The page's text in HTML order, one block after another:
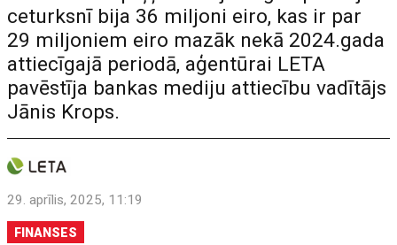
ceturksnī bija 36 miljoni eiro, kas ir par
29 miljoniem eiro mazāk nekā 2024.gada
attiecīgajā periodā, aģentūrai LETA
pavēstīja bankas mediju attiecību vadītājs
Jānis Krops.
29. aprīlis, 2025, 11:19
FINANSES